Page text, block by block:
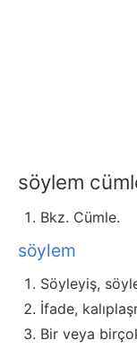
söylem
Bkz. Cümle.
söylem
Söyleyiş,
İfade,
Bir veya